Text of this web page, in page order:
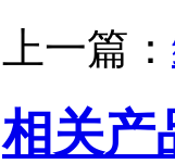
上一篇：
相关产